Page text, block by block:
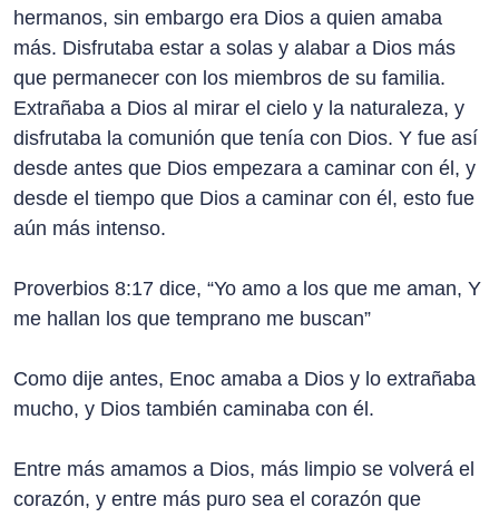
hermanos, sin embargo era Dios a quien amaba
más. Disfrutaba estar a solas y alabar a Dios más
que permanecer con los miembros de su familia.
Extrañaba a Dios al mirar el cielo y la naturaleza, y
disfrutaba la comunión que tenía con Dios. Y fue así
desde antes que Dios empezara a caminar con él, y
desde el tiempo que Dios a caminar con él, esto fue
aún más intenso.
Proverbios 8:17 dice, “Yo amo a los que me aman, Y
me hallan los que temprano me buscan”
Como dije antes, Enoc amaba a Dios y lo extrañaba
mucho, y Dios también caminaba con él.
Entre más amamos a Dios, más limpio se volverá el
corazón, y entre más puro sea el corazón que